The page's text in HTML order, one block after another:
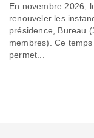
En novembre 2026,
renouveler les
présidence, Bureau
membres). Ce
permet...